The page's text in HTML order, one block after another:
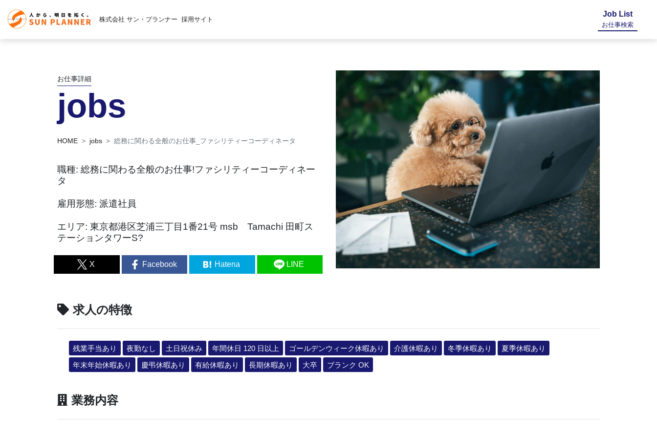
株式会社 サン・プランナー 採用サイト
Job List
お仕事検索
お仕事詳細
jobs
HOME jobs 総務に関わる全般のお仕事_ファシリティーコーディネータ
職種: 総務に関わる全般のお仕事!ファシリティーコーディネー
タ
雇用形態: 派遣社員
エリア: 東京都港区芝浦三丁目1番21号 msb Tamachi 田町ス
テーションタワーS?
X Facebook Hatena LINE
求人の特徴
残業手当あり 夜勤なし 土日祝休み 年間休日 120 日以上 ゴールデンウィーク休暇あり 介護休暇あり 冬季休暇あり
夏季休暇あり
年末年始休暇あり
慶弔休暇あり 有給休暇あり 長期休暇あり 大卒 ブランク OK
業務内容